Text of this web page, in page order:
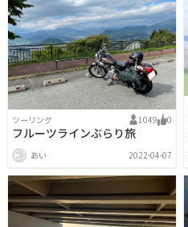
ツーリング 1049 0
フルーツラインぶらり旅
あい 2022-04-07